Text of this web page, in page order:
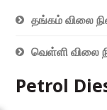
தங்கம் விலை
வெள்ளி விலை
Petrol